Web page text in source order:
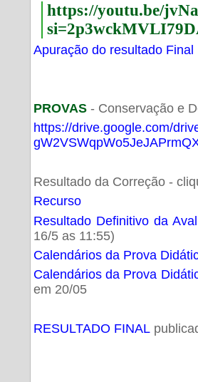
https://youtu.be/
Apuração do resultado Final
PROVAS- Conservação e
https://drive.google.com/
Resultado da Correção -
Recurso
Resultado Definitivo da
16/5 as 11:55)
Calendários da Prova
Calendários da Prova
em 20/05
RESULTADO FINAL